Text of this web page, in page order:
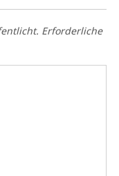
Erforderliche